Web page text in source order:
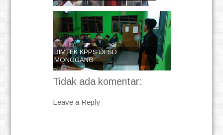
BIMTEK KPPS DI SD
MONGGANG
Tidak ada komentar:
Leave a Reply